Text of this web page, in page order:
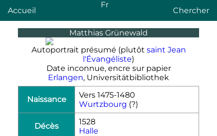
Accueil
Fr
Chercher
Matthias Grünewald
Autoportrait présumé (plutôt saint Jean
l'Évangéliste)
Date inconnue, encre sur papier
Erlangen, Universitätbibliothek
Naissance
Vers 1475-1480
Wurtzbourg (?)
Décès
1528
Halle